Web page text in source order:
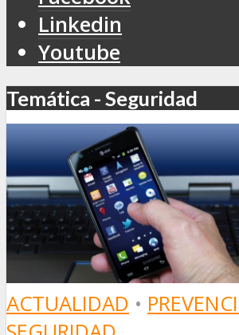
Linkedin
Youtube
Temática - Seguridad
ACTUALIDAD •